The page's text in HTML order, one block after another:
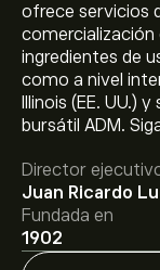
ofrece servicios
ingredientes de
como a nivel
Illinois (EE. UU.)
bursátil ADM.
Director
Juan Ricardo
Fundada en
1902
El precio actual
El precio medio
Daniels-Midland
para conocer los
los analistas.